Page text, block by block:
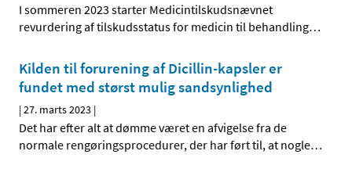
I sommeren 2023 starter Medicintilskudsnævnet
revurdering af tilskudsstatus for medicin til behandling…
Kilden til forurening af Dicillin-kapsler er
fundet med størst mulig sandsynlighed
|27. marts 2023 |
Det har efter alt at dømme været en afvigelse fra de
normale rengøringsprocedurer, der har ført til, at nogle…